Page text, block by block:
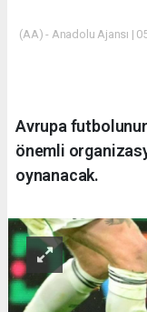
(AA) - Anadolu Ajansı |
Avrupa
önemli
oynanacak.